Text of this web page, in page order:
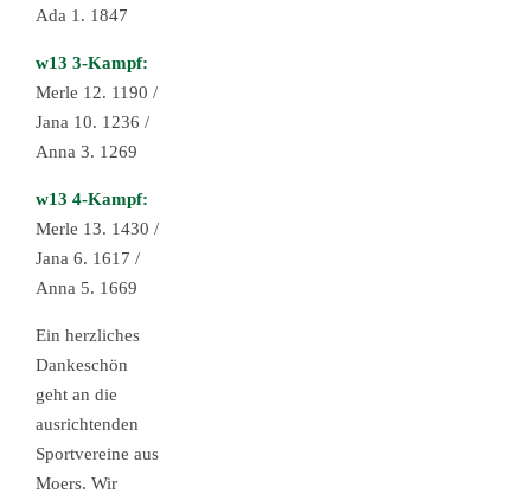
Ada 1. 1847
w13 3-Kampf:
Merle 12. 1190 /
Jana 10. 1236 /
Anna 3. 1269
w13 4-Kampf:
Merle 13. 1430 /
Jana 6. 1617 /
Anna 5. 1669
Ein herzliches
Dankeschön
geht an die
ausrichtenden
Sportvereine aus
Moers. Wir